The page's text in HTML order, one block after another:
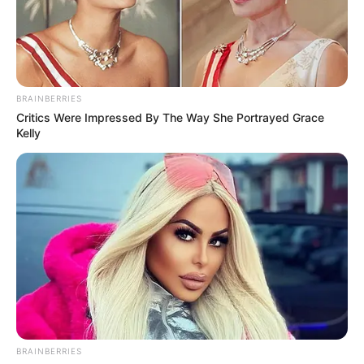
dans notre zone Turf en temps réel, avec une mise à
jour quotidienne établie après chaque arrivée du
Tiercé Quarté Quinté, dès que les résultats définitifs
sont annoncés et validés officiellement par le PMU.
BRAINBERRIES
Critics Were Impressed By The Way She Portrayed Grace
Kelly
BRAINBERRIES